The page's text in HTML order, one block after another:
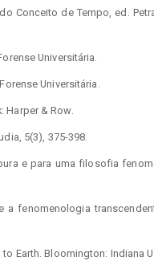
Conceito de Tempo, ed.
Universitária.
Universitária.
Harper & Row.
5(3), 375-398.
e para uma filosofia
a fenomenologia
Earth. Bloomington: Indiana